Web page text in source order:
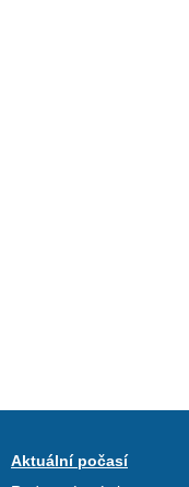
Aktuální počasí